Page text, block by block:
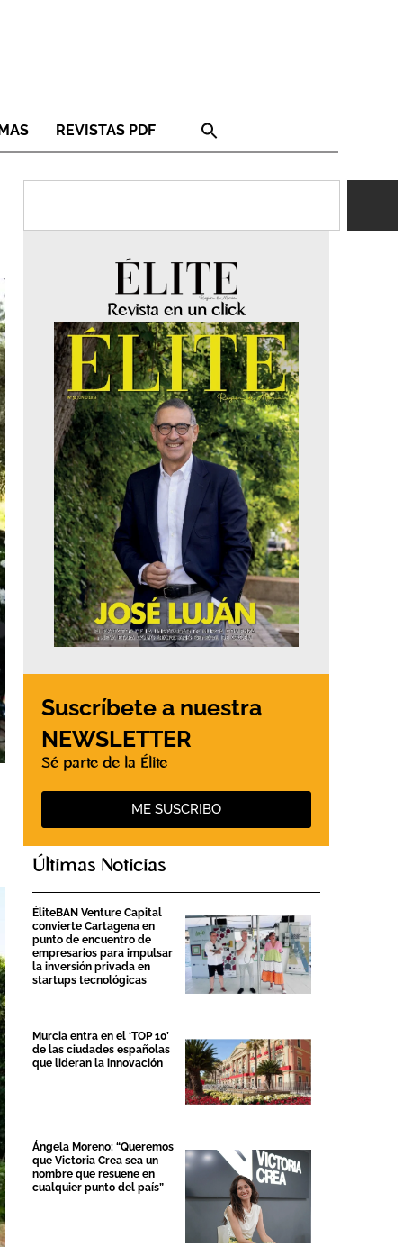
REVISTAS PDF
Revista en un click
Suscríbete a nuestra
NEWSLETTER
Sé parte de la Élite
ME SUSCRIBO
Últimas Noticias
ÉliteBAN Venture Capital
convierte Cartagena en
punto de encuentro de
empresarios para impulsar
la inversión privada en
startups tecnológicas
Murcia entra en el ‘TOP 10’
de las ciudades españolas
que lideran la innovación
Ángela Moreno: “Queremos
que Victoria Crea sea un
nombre que resuene en
cualquier punto del país”